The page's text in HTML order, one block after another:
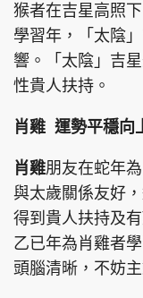
頭條日報
頭條搵工
關於我們
猴者在吉星高照
學習年，「太陰
響。「太陰」吉
性貴人扶持。
肖雞 運勢平穩向
肖雞朋友在蛇年
與太歲關係友好
得到貴人扶持及
乙已年為肖雞者
頭腦清晰，不妨